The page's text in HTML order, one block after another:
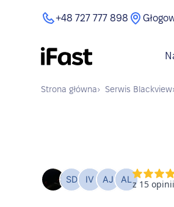
+48 727 777 898
Strona główna› Serwis Blackview